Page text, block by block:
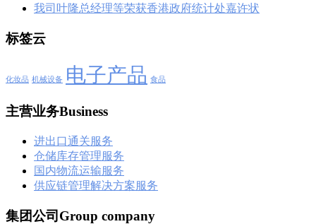
我司叶隆总经理等荣获香港政府统计处嘉许状
标签云
化妆品 机械设备 电子产品 食品
主营业务Business
进出口通关服务
仓储库存管理服务
国内物流运输服务
供应链管理解决方案服务
集团公司Group company